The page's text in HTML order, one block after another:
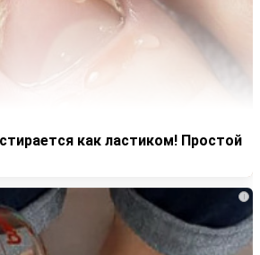
как ластиком! Простой
i